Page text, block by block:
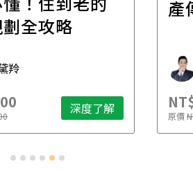
全攻略
羚
深度了解
產
原價